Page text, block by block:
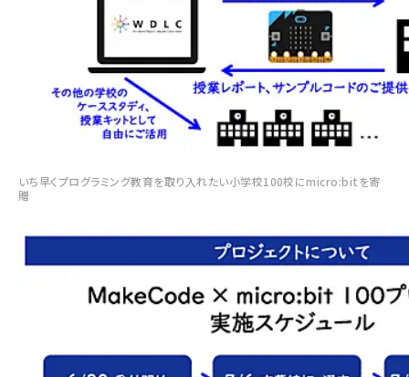
いち早くプログラミング教育を取り入れたい小学校100校にmicro:bitを寄
贈